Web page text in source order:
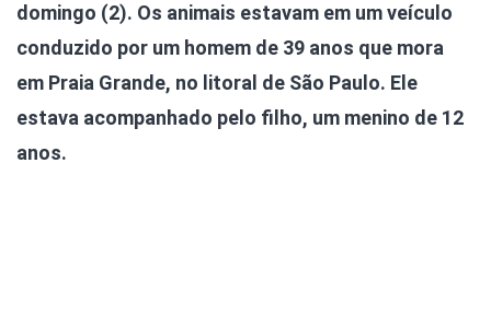
Segunda
Túnel do
Universo
domingo (2). Os animais estavam em um veículo
conduzido por um homem de 39 anos que mora
em Praia Grande, no litoral de São Paulo. Ele
estava acompanhado pelo filho, um menino de 12
anos.